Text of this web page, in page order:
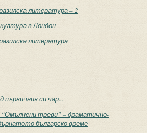
литература – 2
в Лондон
литература
си чар...
треви” – драматично-
българско време